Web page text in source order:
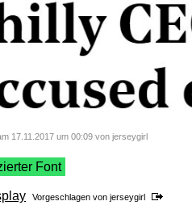
17.11.2017 um 00:09 von jerseygirl
Font
Vorgeschlagen von jerseygirl